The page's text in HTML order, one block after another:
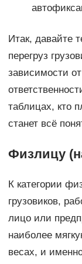
Итак, давайте
перегруз
зависимости
таблицах, кто
станет всё
Физлицу
К категории
грузовиков,
лицо или
наиболее
весах, и